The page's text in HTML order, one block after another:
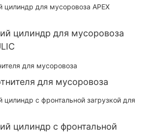
цилиндр для мусоровоза
для мусоровоза
цилиндр с фронтальной